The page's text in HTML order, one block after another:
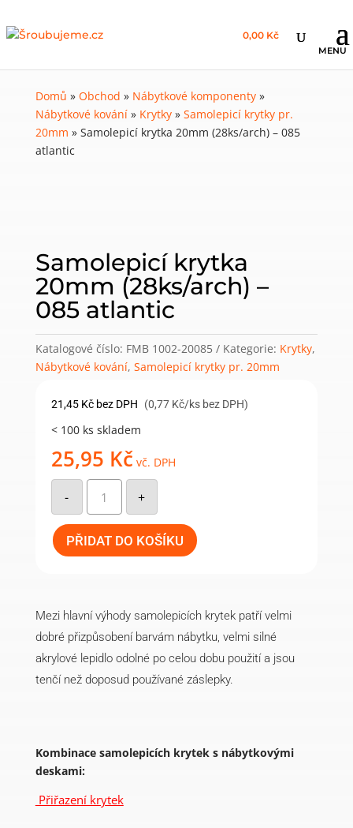
0,00 Kč
Domů » Obchod » Nábytkové komponenty»
Nábytkové kování» Krytky» Samolepicí krytky pr.
20mm » Samolepicí krytka 20mm (28ks/arch) – 085
atlantic
Samolepicí krytka
20mm (28ks/arch) –
085 atlantic
Katalogové číslo: FMB 1002-20085 Kategorie: Krytky,
Nábytkové kování, Samolepicí krytky pr. 20mm
21,45 Kč bez DPH (0,77 Kč/ks bez DPH)
< 100 ks skladem
25,95 Kč vč. DPH
-
Samolepicí
krytka
20mm
(28ks/arch)
-
085
atlantic
množství
+
PŘIDAT DO KOŠÍKU
Mezi hlavní výhody samolepicích krytek patří velmi
dobré přizpůsobení barvám nábytku, velmi silné
akrylové lepidlo odolné po celou dobu použití a jsou
tenčí než doposud používané záslepky.
Kombinace samolepicích krytek s nábytkovými
deskami:
Přiřazení krytek